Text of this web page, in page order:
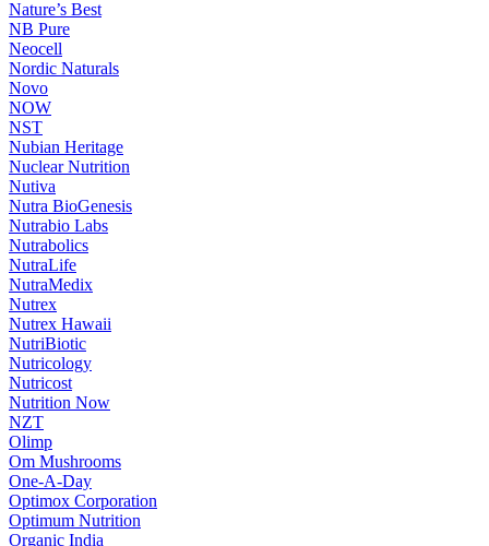
Nature’s Best
NB Pure
Neocell
Nordic Naturals
Novo
NOW
NST
Nubian Heritage
Nuclear Nutrition
Nutiva
Nutra BioGenesis
Nutrabio Labs
Nutrabolics
NutraLife
NutraMedix
Nutrex
Nutrex Hawaii
NutriBiotic
Nutricology
Nutricost
Nutrition Now
NZT
Olimp
Om Mushrooms
One-A-Day
Optimox Corporation
Optimum Nutrition
Organic India